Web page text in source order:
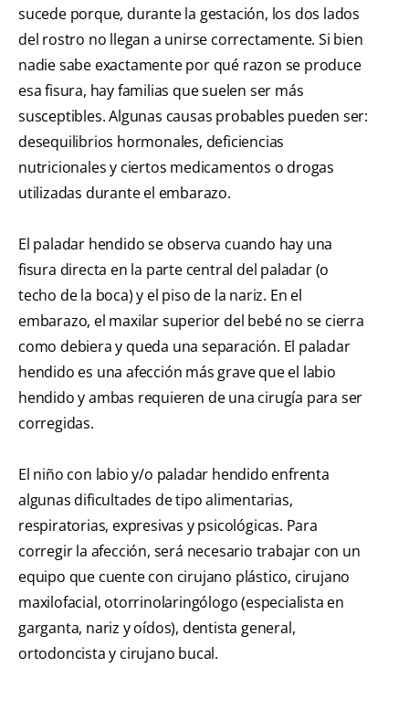
sucede porque, durante la gestación, los dos lados
del rostro no llegan a unirse correctamente. Si bien
nadie sabe exactamente por qué razon se produce
esa fisura, hay familias que suelen ser más
susceptibles. Algunas causas probables pueden ser:
desequilibrios hormonales, deficiencias
nutricionales y ciertos medicamentos o drogas
utilizadas durante el embarazo.
El paladar hendido se observa cuando hay una
fisura directa en la parte central del paladar (o
techo de la boca) y el piso de la nariz. En el
embarazo, el maxilar superior del bebé no se cierra
como debiera y queda una separación. El paladar
hendido es una afección más grave que el labio
hendido y ambas requieren de una cirugía para ser
corregidas.
El niño con labio y/o paladar hendido enfrenta
algunas dificultades de tipo alimentarias,
respiratorias, expresivas y psicológicas. Para
corregir la afección, será necesario trabajar con un
equipo que cuente con cirujano plástico, cirujano
maxilofacial, otorrinolaringólogo (especialista en
garganta, nariz y oídos), dentista general,
ortodoncista y cirujano bucal.